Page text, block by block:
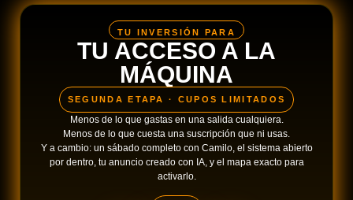
TU INVERSIÓN PARA
TU ACCESO A LA
MÁQUINA
SEGUNDA ETAPA · CUPOS LIMITADOS
Menos de lo que gastas en una salida cualquiera.
Menos de lo que cuesta una suscripción que ni usas.
Y a cambio: un sábado completo con Camilo, el sistema abierto
por dentro, tu anuncio creado con IA, y el mapa exacto para
activarlo.